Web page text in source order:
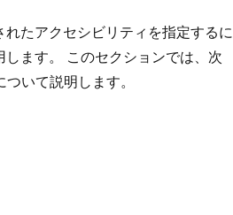
たアクセシビリティを指定するに
ます。 このセクションでは、次
いて説明します。